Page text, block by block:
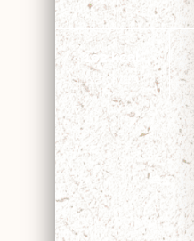
102 kcal
Kalorien